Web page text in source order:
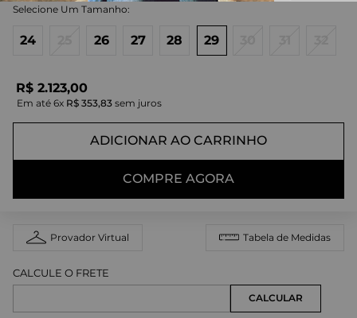
24 26 27 28 29
R$ 2.123,00
Em até 6x R$ 353,83 sem juros
ADICIONAR AO CARRINHO
COMPRE AGORA
Provador Virtual Tabela de Medidas